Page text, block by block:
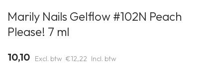
Marily Nails Gelflow #102N Peach
Please! 7 ml
10,10 Excl. btw €12,22 Incl. btw